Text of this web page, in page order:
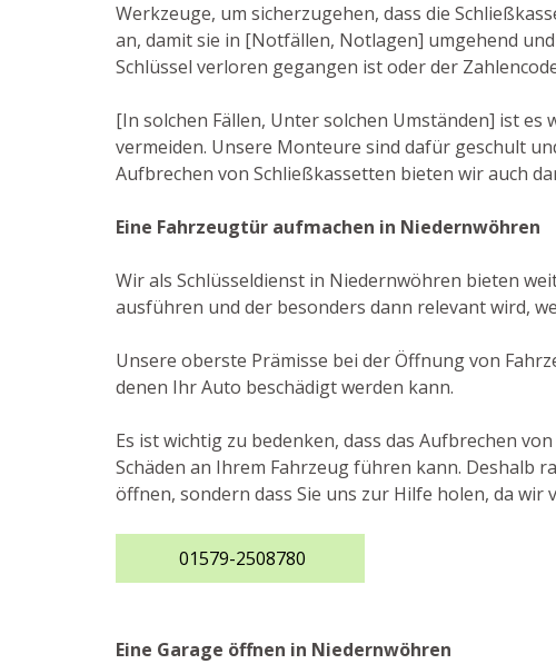
Werkzeuge, um sicherzugehen, dass die
an, damit sie in [Notfällen, Notlagen] umgehend
Schlüssel verloren gegangen ist oder der
[In solchen Fällen, Unter solchen Umständen] ist
vermeiden. Unsere Monteure sind dafür geschult
Aufbrechen von Schließkassetten bieten wir auch
Eine Fahrzeugtür aufmachen in Niedernwöhren
Wir als Schlüsseldienst in Niedernwöhren bieten
ausführen und der besonders dann relevant wird,
Unsere oberste Prämisse bei der Öffnung von
denen Ihr Auto beschädigt werden kann.
Es ist wichtig zu bedenken, dass das Aufbrechen
Schäden an Ihrem Fahrzeug führen kann. Deshalb
öffnen, sondern dass Sie uns zur Hilfe holen, da
01579-2508780
Eine Garage öffnen in Niedernwöhren